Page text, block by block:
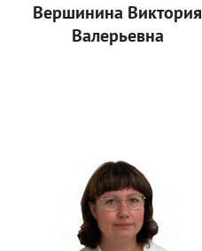
Вершинина Виктория
Валерьевна